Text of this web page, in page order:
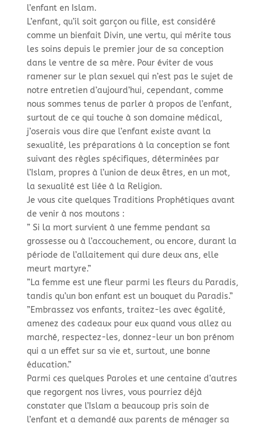
l’enfant en Islam.
L’enfant, qu’il soit garçon ou fille, est considéré
comme un bienfait Divin, une vertu, qui mérite tous
les soins depuis le premier jour de sa conception
dans le ventre de sa mère. Pour éviter de vous
ramener sur le plan sexuel qui n’est pas le sujet de
notre entretien d’aujourd’hui, cependant, comme
nous sommes tenus de parler à propos de l’enfant,
surtout de ce qui touche à son domaine médical,
j’oserais vous dire que l’enfant existe avant la
sexualité, les préparations à la conception se font
suivant des règles spécifiques, déterminées par
l’Islam, propres à l’union de deux êtres, en un mot,
la sexualité est liée à la Religion.
Je vous cite quelques Traditions Prophétiques avant
de venir à nos moutons :
” Si la mort survient à une femme pendant sa
grossesse ou à l’accouchement, ou encore, durant la
période de l’allaitement qui dure deux ans, elle
meurt martyre.”
”La femme est une fleur parmi les fleurs du Paradis,
tandis qu’un bon enfant est un bouquet du Paradis.”
”Embrassez vos enfants, traitez-les avec égalité,
amenez des cadeaux pour eux quand vous allez au
marché, respectez-les, donnez-leur un bon prénom
qui a un effet sur sa vie et, surtout, une bonne
éducation.”
Parmi ces quelques Paroles et une centaine d’autres
que regorgent nos livres, vous pourriez déjà
constater que l’Islam a beaucoup pris soin de
l’enfant et a demandé aux parents de ménager sa